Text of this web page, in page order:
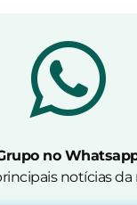
no
notícias da